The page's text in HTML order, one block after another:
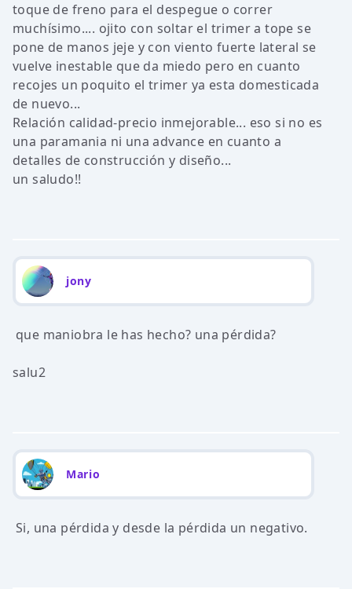
toque de freno para el despegue o correr
muchísimo.... ojito con soltar el trimer a tope se
pone de manos jeje y con viento fuerte lateral se
vuelve inestable que da miedo pero en cuanto
recojes un poquito el trimer ya esta domesticada
de nuevo...
Relación calidad-precio inmejorable... eso si no es
una paramania ni una advance en cuanto a
detalles de construcción y diseño...
un saludo!!
jony
que maniobra le has hecho? una pérdida?
salu2
Mario
Si, una pérdida y desde la pérdida un negativo.